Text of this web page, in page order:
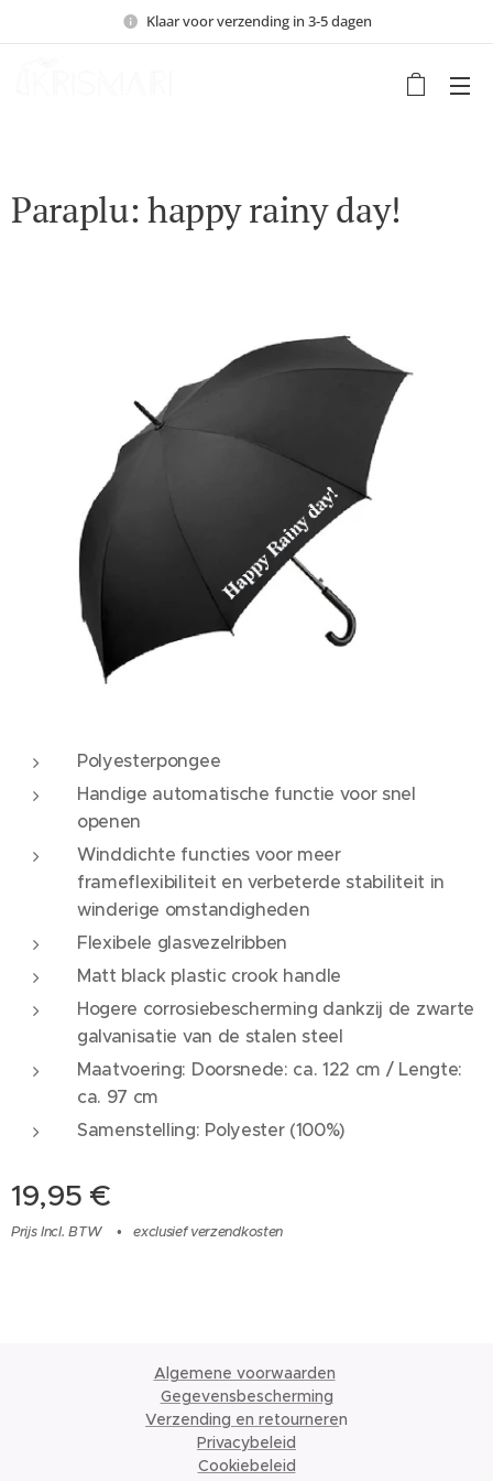
Klaar voor verzending in 3-5 dagen
Paraplu: happy rainy day!
Polyesterpongee
Handige automatische functie voor snel
openen
Winddichte functies voor meer
frameflexibiliteit en verbeterde stabiliteit in
winderige omstandigheden
Flexibele glasvezelribben
Matt black plastic crook handle
Hogere corrosiebescherming dankzij de zwarte
galvanisatie van de stalen steel
Maatvoering: Doorsnede: ca. 122 cm / Lengte:
ca. 97 cm
Samenstelling: Polyester (100%)
19,95 €
Prijs Incl. BTW exclusief verzendkosten
Algemene voorwaarden
Gegevensbescherming
Verzending en retourneren
Privacybeleid
Cookiebeleid